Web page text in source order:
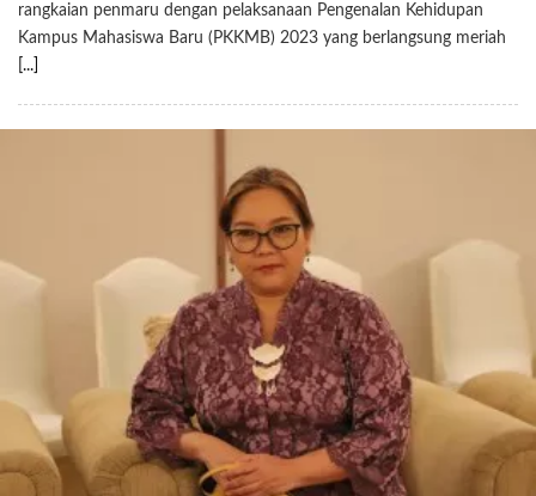
rangkaian penmaru dengan pelaksanaan Pengenalan Kehidupan
Kampus Mahasiswa Baru (PKKMB) 2023 yang berlangsung meriah
[...]